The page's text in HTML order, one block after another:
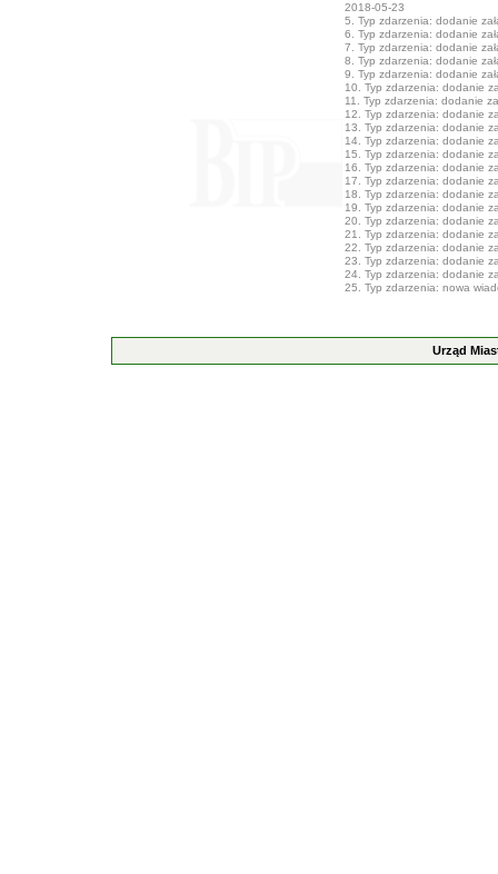
2018-05-23
5. Typ zdarzenia: dodanie
6. Typ zdarzenia: dodanie
7. Typ zdarzenia: dodanie
8. Typ zdarzenia: dodanie
9. Typ zdarzenia: dodanie
10. Typ zdarzenia: dodanie
11. Typ zdarzenia: dodanie
12. Typ zdarzenia: dodanie
13. Typ zdarzenia: dodanie
14. Typ zdarzenia: dodanie
15. Typ zdarzenia: dodanie
16. Typ zdarzenia: dodanie
17. Typ zdarzenia: dodanie
18. Typ zdarzenia: dodanie
19. Typ zdarzenia: dodanie
20. Typ zdarzenia: dodanie
21. Typ zdarzenia: dodanie
22. Typ zdarzenia: dodanie
23. Typ zdarzenia: dodanie
24. Typ zdarzenia: dodanie
25. Typ zdarzenia: nowa
Urząd